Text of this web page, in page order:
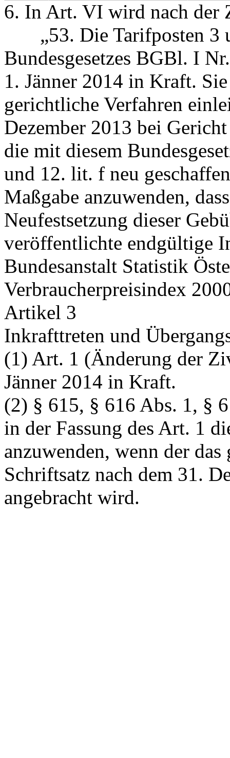
6. In Art. VI wird nach der
„53. Die Tarifposten 3
Bundesgesetzes BGBl. I
1. Jänner 2014 in Kraft.
gerichtliche Verfahren
Dezember 2013 bei
die mit diesem
und 12. lit. f neu
Maßgabe anzuwenden,
Neufestsetzung dieser
veröffentlichte endgültige
Bundesanstalt Statistik
Verbraucherpreisindex
Artikel 3
Inkrafttreten und
(1) Art. 1 (Änderung der
Jänner 2014 in Kraft.
(2) § 615, § 616 Abs. 1, §
in der Fassung des Art. 1
anzuwenden, wenn der
Schriftsatz nach dem 31.
angebracht wird.